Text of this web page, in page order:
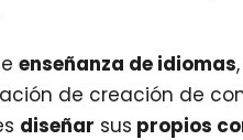
enseñanza de idiomas
de creación de
diseñar sus propios